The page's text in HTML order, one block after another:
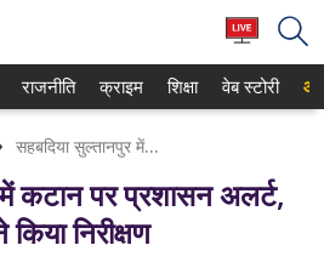
राजनीति क्राइम शिक्षा वेब स्टोरी
सहबदिया सुल्तानपुर में कटान पर प्रशासन अलर्ट, डीएम रविन्द्र कुमार ने किया निरीक्षण
कटान पर प्रशासन अलर्ट,
निरीक्षण